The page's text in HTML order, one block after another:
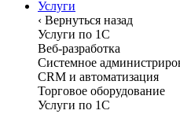
Услуги
‹ Вернуться назад
Услуги по 1С
Веб-разработка
Системное
CRM и автоматизация
Торговое оборудование
Услуги по 1С